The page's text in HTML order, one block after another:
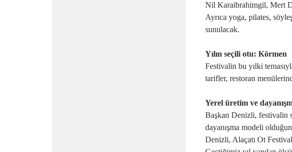
Nil Karaibrahimgil, Mert
Ayrıca yoga, pilates,
sunulacak.
Yılın seçili otu: Körmen
Festivalin bu yılki
tarifler, restoran
Yerel üretim ve
Başkan Denizli, festivalin
dayanışma modeli
Denizli, Alaçatı Ot